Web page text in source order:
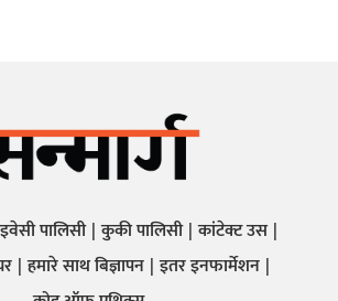
पालिसी कुकी पालिसी कांटेक्ट उस
हमारे साथ बिज्ञापन इतर इनफार्मेशन